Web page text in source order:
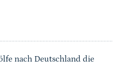
nach Deutschland die